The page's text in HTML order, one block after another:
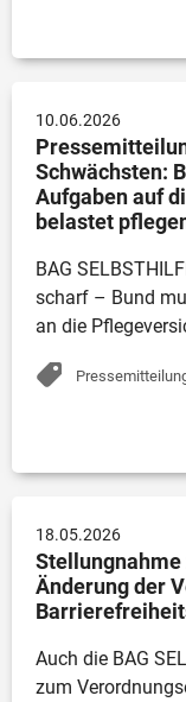
10.06.2026
Schwächsten:
Aufgaben auf
belastet
BAG
scharf – Bund
an die
18.05.2026
Änderung der
Auch die BAG
zum